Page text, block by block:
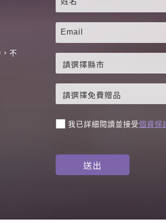
不
我已詳細閱讀並接受個資保